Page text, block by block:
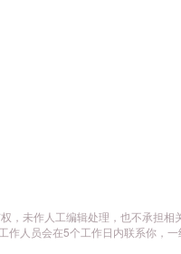
未作人工编辑处理，也不承担相
人员会在5个工作日内联系你，一